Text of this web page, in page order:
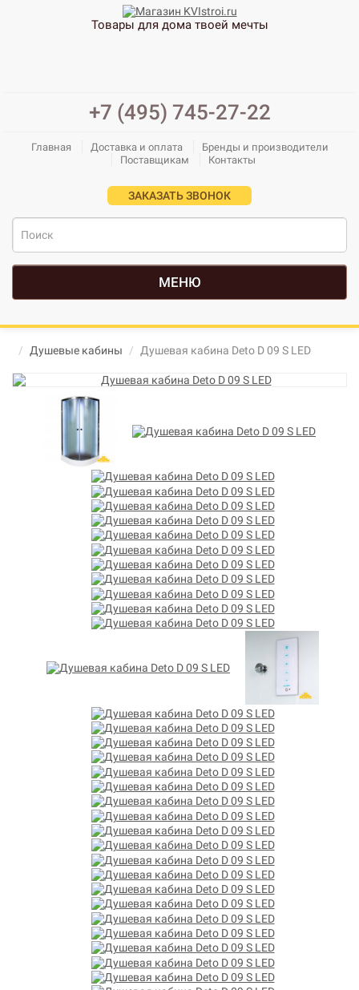
Товары для дома твоей мечты
+7 (495) 745-27-22
Главная Доставка и оплата
Бренды и производители
Поставщикам
Контакты
ЗАКАЗАТЬ ЗВОНОК
МЕНЮ
Душевые кабины Душевая кабина Deto D 09 S LED